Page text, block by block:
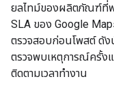
ยลไทม์ของผลิตภัณฑ์ที่พ
SLA ของ Google
ตรวจสอบก่อนโพสต์ ดัง
ตรวจพบเหตุการณ์ครั้ง
ติดตามเวลาทำงาน